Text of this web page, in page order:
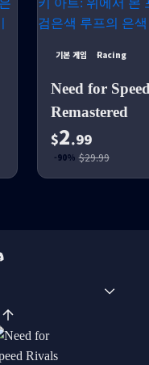
기본 게임 Racing
Need for
Remastered
$2.99
-90% $29.99